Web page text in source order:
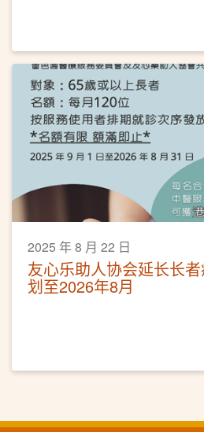
2025 年 8 月 22 日
友心乐助人协会延长长
划至2026年8月